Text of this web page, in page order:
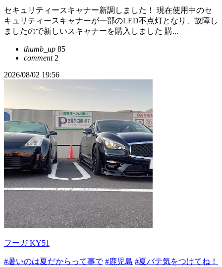
セキュリティースキャナー新調しました！ 現在使用中のセ
キュリティースキャナーが一部のLED不点灯となり、故障し
ましたので新しいスキャナーを購入しました 購...
thumb_up 85
comment2
2026/08/02 19:56
フーガ KY51
#暑いのは夏だからって事で #鹿児島 #夏バテ気をつけてね！